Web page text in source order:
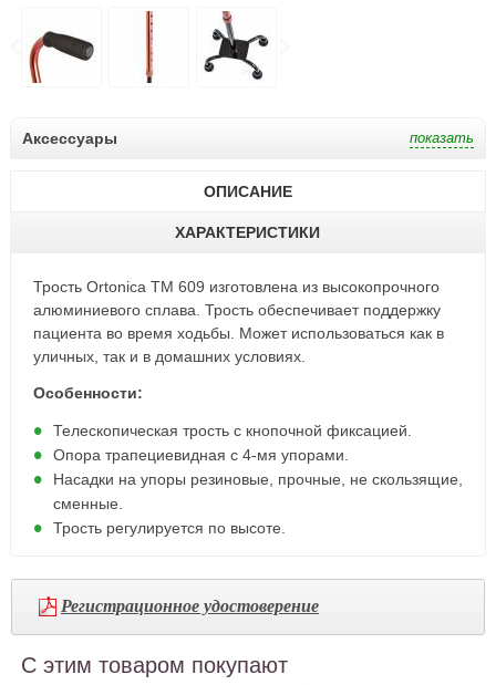
Аксессуары
ОПИСАНИЕ
ХАРАКТЕРИСТИКИ
Трость Ortonica TM 609 изготовлена из высокопрочного
алюминиевого сплава. Трость обеспечивает поддержку
пациента во время ходьбы. Может использоваться как в
уличных, так и в домашних условиях.
Особенности:
Телескопическая трость с кнопочной фиксацией.
Опора трапециевидная с 4-мя упорами.
Насадки на упоры резиновые, прочные, не скользящие,
сменные.
Трость регулируется по высоте.
Регистрационное удостоверение
С этим товаром покупают